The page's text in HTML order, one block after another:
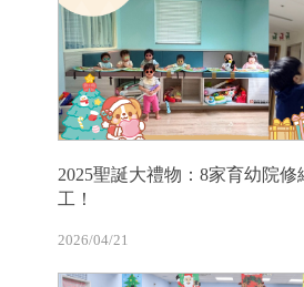
2025聖誕大禮物：8家育幼院
工！
2026/04/21